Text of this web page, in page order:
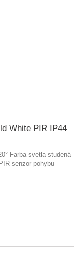
White PIR IP44
Farba svetla studená
senzor pohybu